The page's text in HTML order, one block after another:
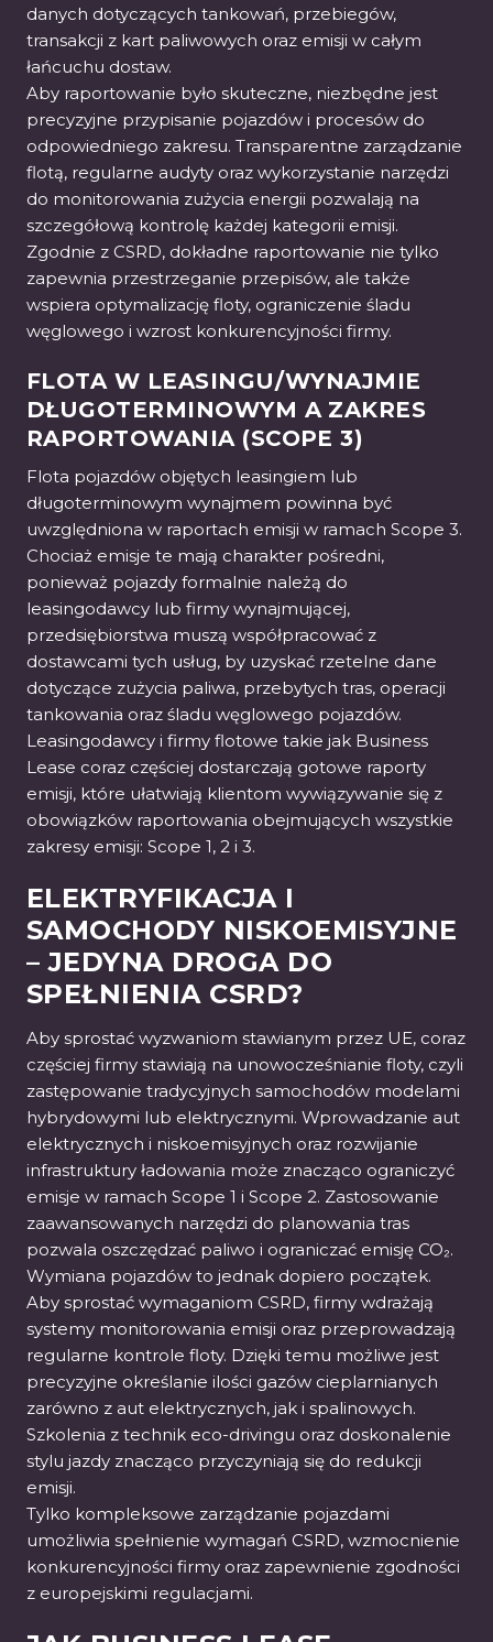
danych dotyczących tankowań, przebiegów,
transakcji z kart paliwowych oraz emisji w całym
łańcuchu dostaw.
Aby raportowanie było skuteczne, niezbędne jest
precyzyjne przypisanie pojazdów i procesów do
odpowiedniego zakresu. Transparentne zarządzanie
flotą, regularne audyty oraz wykorzystanie narzędzi
do monitorowania zużycia energii pozwalają na
szczegółową kontrolę każdej kategorii emisji.
Zgodnie z CSRD, dokładne raportowanie nie tylko
zapewnia przestrzeganie przepisów, ale także
wspiera optymalizację floty, ograniczenie śladu
węglowego i wzrost konkurencyjności firmy.
FLOTA W LEASINGU/WYNAJMIE
DŁUGOTERMINOWYM A ZAKRES
RAPORTOWANIA (SCOPE 3)
Flota pojazdów objętych leasingiem lub
długoterminowym wynajmem powinna być
uwzględniona w raportach emisji w ramach Scope 3.
Chociaż emisje te mają charakter pośredni,
ponieważ pojazdy formalnie należą do
leasingodawcy lub firmy wynajmującej,
przedsiębiorstwa muszą współpracować z
dostawcami tych usług, by uzyskać rzetelne dane
dotyczące zużycia paliwa, przebytych tras, operacji
tankowania oraz śladu węglowego pojazdów.
Leasingodawcy i firmy flotowe takie jak Business
Lease coraz częściej dostarczają gotowe raporty
emisji, które ułatwiają klientom wywiązywanie się z
obowiązków raportowania obejmujących wszystkie
zakresy emisji: Scope 1, 2 i 3.
ELEKTRYFIKACJA I
SAMOCHODY NISKOEMISYJNE
– JEDYNA DROGA DO
SPEŁNIENIA CSRD?
Aby sprostać wyzwaniom stawianym przez UE, coraz
częściej firmy stawiają na unowocześnianie floty, czyli
zastępowanie tradycyjnych samochodów modelami
hybrydowymi lub elektrycznymi. Wprowadzanie aut
elektrycznych i niskoemisyjnych oraz rozwijanie
infrastruktury ładowania może znacząco ograniczyć
emisje w ramach Scope 1 i Scope 2. Zastosowanie
zaawansowanych narzędzi do planowania tras
pozwala oszczędzać paliwo i ograniczać emisję CO₂.
Wymiana pojazdów to jednak dopiero początek.
Aby sprostać wymaganiom CSRD, firmy wdrażają
systemy monitorowania emisji oraz przeprowadzają
regularne kontrole floty. Dzięki temu możliwe jest
precyzyjne określanie ilości gazów cieplarnianych
zarówno z aut elektrycznych, jak i spalinowych.
Szkolenia z technik eco-drivingu oraz doskonalenie
stylu jazdy znacząco przyczyniają się do redukcji
emisji.
Tylko kompleksowe zarządzanie pojazdami
umożliwia spełnienie wymagań CSRD, wzmocnienie
konkurencyjności firmy oraz zapewnienie zgodności
z europejskimi regulacjami.